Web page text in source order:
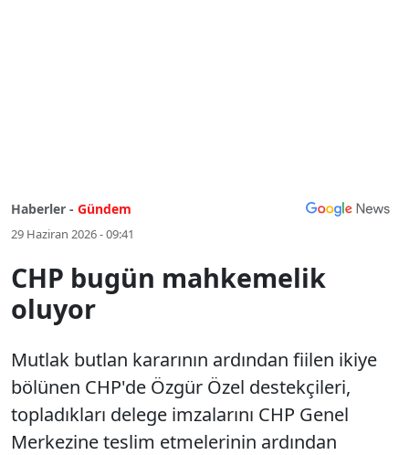
Haberler - Gündem
29 Haziran 2026 - 09:41
CHP bugün mahkemelik
oluyor
Mutlak butlan kararının ardından fiilen ikiye
bölünen CHP'de Özgür Özel destekçileri,
topladıkları delege imzalarını CHP Genel
Merkezine teslim etmelerinin ardından